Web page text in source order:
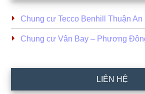
Chung cư Tecco Benhill Thuận
Chung cư Vân Bay – Phương
LIÊN HỆ